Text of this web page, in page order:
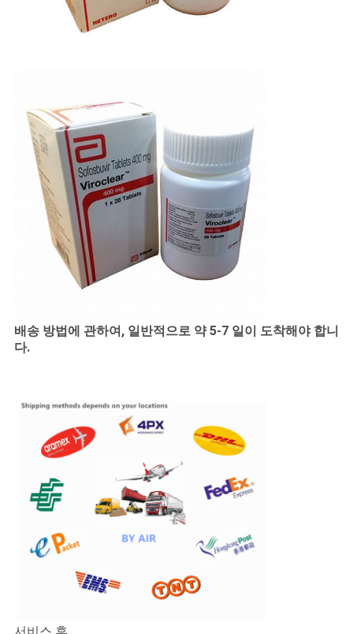
배송 방법에 관하여, 일반적으로 약 5-7 일이 도착해야 합니
다.
서비스 후